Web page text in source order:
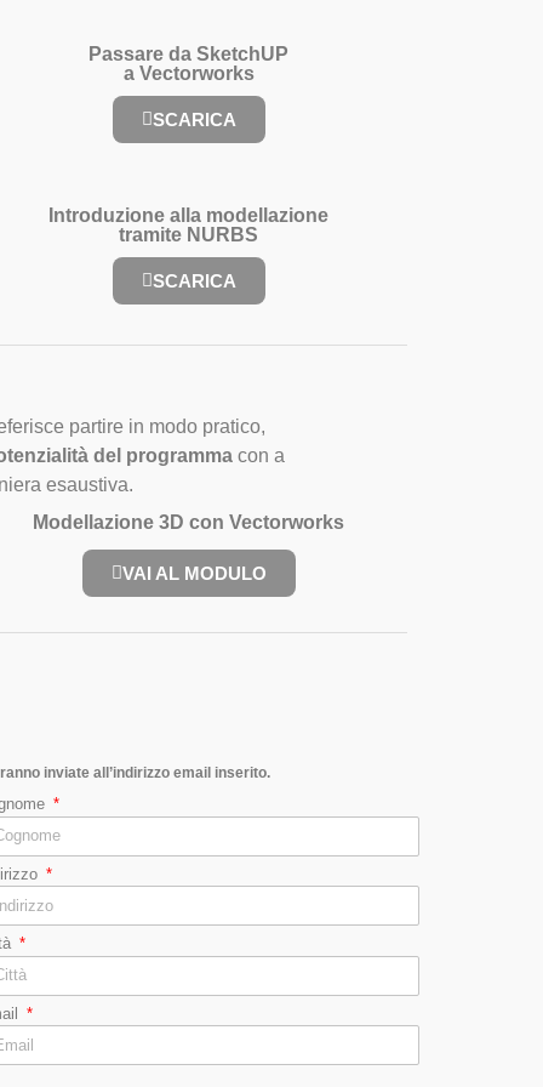
Passare da SketchUP
a Vectorworks
SCARICA
Introduzione alla modellazione
tramite NURBS
SCARICA
partire in modo pratico,
del programmacon a
esaustiva.
Modellazione 3D con Vectorworks
VAI AL MODULO
inviate all’indirizzo email inserito.